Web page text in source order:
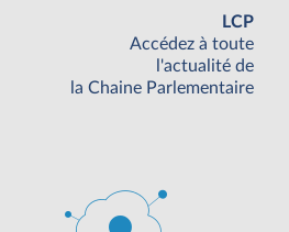
LCP
Accédez à toute
l'actualité de
la Chaine Parlementaire